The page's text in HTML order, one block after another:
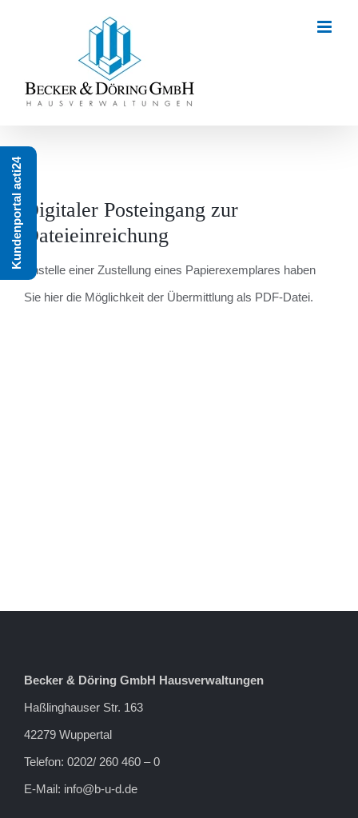
Digitaler Posteingang zur
Dateieinreichung
Anstelle einer Zustellung eines Papierexemplares haben
Sie hier die Möglichkeit der Übermittlung als PDF-Datei.
Becker & Döring GmbH Hausverwaltungen
Haßlinghauser Str. 163
42279 Wuppertal
Telefon: 0202/ 260 460 – 0
E-Mail: info@b-u-d.de
Kundenportal acti24